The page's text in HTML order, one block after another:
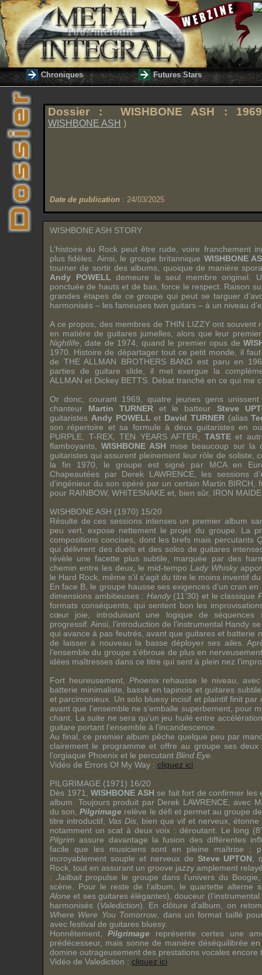
Chroniques Futures Stars
Dossier : WISHBONE ASH :
WISHBONE ASH )
Date de publication : 24/03/2025
WISHBONE ASH STORY
L’histoire du Rock peut être rude, voire franchement
plus fidèles. Ainsi, le groupe britannique WISHBONE
tourner de sortir des albums, quoique de manière
Andy POWELL demeure le seul membre originel.
ponctuée de hauts et de bas, force le respect. Raison
grandes étapes de ce groupe qui peut se targuer
harmonisés – les fameuses twin guitars – à un niveau
A ce propos, des membres de THIN LIZZYont souvent
en matière de guitares jumelles, alors que leur
Nightlife , date de 1974, quand le premier opus de
1970. Histoire de départager tout ce petit monde, il
de THE ALLMAN BROTHERS BAND est paru en
parties de guitare slide, il met exergue la
ALLMAN et Dickey BETTS . Débat tranché en ce qui me
Or donc, courant 1969, quatre jeunes gens
chanteur Martin TURNER et le batteur Steve
guitaristes Andy POWELL et David TURNER(alias
son répertoire et sa formule à deux guitaristes en
PURPLE
T-REX, TEN YEARS AFTER TASTEet
flamboyants,WISHBONE ASH mise beaucoup sur la
guitaristes qui assurent pleinement leur rôle de soliste,
la fin 1970, le groupe est signé par MCAen
Chapeautées par Derek LAWRENCE, les sessions
d’ingénieur du son opéré par un certain Martin BIRCH ,
pour RAINBOW, WHITESNAKE et, bien sûr, IRON
WISHBONE ASH (1970) 15/20
Résulte de ces sessions intenses un premier album
peu vert, expose nettement le projet du groupe. La
compositions concises, dont les brefs mais percutants
qui délivrent des duels et des solos de guitares
révèle une facette plus subtile, marquée par des
chemin entre les deux, le mid-tempoLady Whisky
le Hard Rock, même s’il s’agit du titre le moins inventif
En face B, le groupe hausse ses exigences d’un cran
dimensions ambitieuses : Handy(11’30) et le classique
formats conséquents, qui sentent bon les
cœur joie, introduisant une logique de séquences
progressif. Ainsi, l’introduction de l’instrumental Handy
qui avance à pas feutrés, avant que guitares et batterie
de laisser à nouveau la basse déployer ses ailes.
l’ensemble du groupe s’ébroue de plus en
idées maîtresses dans ce titre qui sent à plein nez
Fort heureusement, Phoenixrehausse le niveau,
batterie minimaliste, basse en tapinois et guitares
et parcimonieux. Un solo bluesy incisif et plaintif finit
avant que l’ensemble ne s’emballe superbement, pour
chant. La suite ne sera qu’un jeu huilé entre
guitare portant l’ensemble à l’incandescence.
Au final, ce premier album pêche quelque peu par
clairement le programme et offre au groupe ses deux
l’orgiaque Phoenix et le percutant Blind Eye
Vidéo de Errors Of My Way : cliquez ici
PILGRIMAGE (1971) 16/20
Dès 1971, WISHBONE ASH se fait fort de confirmer les
album. Toujours produit par Derek LAWRENCE, avec
du son,Pilgrimage relève le défi et permet au groupe
titre introductif, Vas Dis , bien que vif et nerveux,
notamment un scat à deux voix : déroutant. Le long
Pilgrim assure davantage la fusion des différentes
facile que les musiciens sont en pleine maîtrise ;
incroyablement souple et nerveux de Steve UPTON ,
Rock, tout en assurant un groove jazzy amplement
: Jailbaitpropulse le groupe dans l’univers du
scène. Pour le reste de l’album, le quartette alterne
Alone et ses guitares élégantes), douceur (l’instrumental
harmonisés (Valediction). En clôture d’album, on
Where Were You Tomorrow, dans un format taillé
avec festival de guitares bluesy.
Honnêtement,Pilgrimage représente certes une
prédécesseur, mais sonne de manière déséquilibrée
domine outrageusement des prestations vocales encore
Vidéo de Valediction : cliquez ici